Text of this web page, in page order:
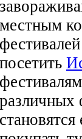
местным
посетить
различных